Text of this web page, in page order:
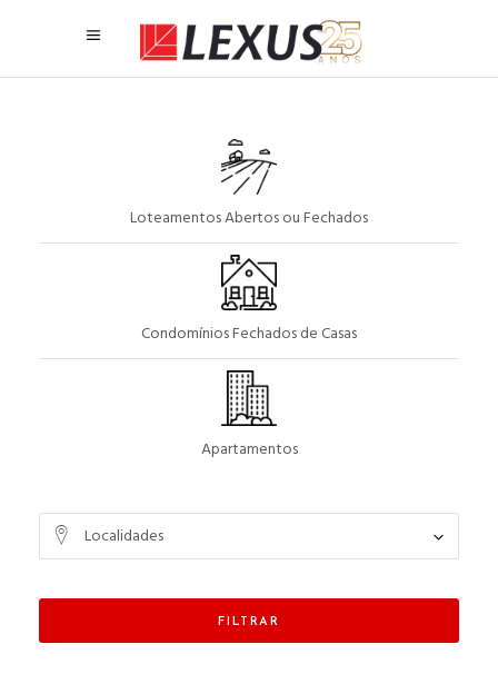
Loteamentos Abertos ou Fechados
Condomínios Fechados de Casas
Apartamentos
Localidades
FILTRAR